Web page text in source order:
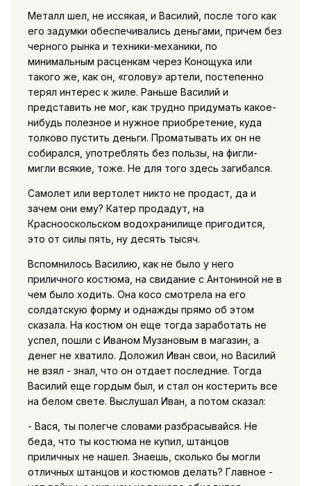
Металл шел, не иссякая, и Василий, после того как
его задумки обеспечивались деньгами, причем без
черного рынка и техники-механики, по
минимальным расценкам через Конощука или
такого же, как он, «голову» артели, постепенно
терял интерес к жиле. Раньше Василий и
представить не мог, как трудно придумать какое-
нибудь полезное и нужное приобретение, куда
толково пустить деньги. Проматывать их он не
собирался, употреблять без пользы, на фигли-
мигли всякие, тоже. Не для того здесь загибался.
Самолет или вертолет никто не продаст, да и
зачем они ему? Катер продадут, на
Краснооскольском водохранилище пригодится,
это от силы пять, ну десять тысяч.
Вспомнилось Василию, как не было у него
приличного костюма, на свидание с Антониной не в
чем было ходить. Она косо смотрела на его
солдатскую форму и однажды прямо об этом
сказала. На костюм он еще тогда заработать не
успел, пошли с Иваном Музановым в магазин, а
денег не хватило. Доложил Иван свои, но Василий
не взял - знал, что он отдает последние. Тогда
Василий еще гордым был, и стал он костерить все
на белом свете. Выслушал Иван, а потом сказал:
- Вася, ты полегче словами разбрасывайся. Не
беда, что ты костюма не купил, штанцов
приличных не нашел. Знаешь, сколько бы могли
отличных штанцов и костюмов делать? Главное -